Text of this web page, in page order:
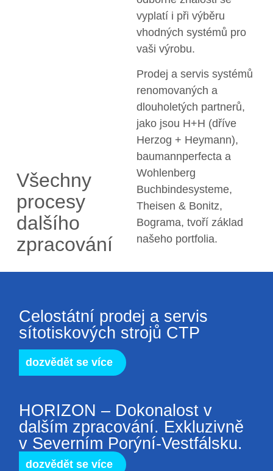
Všechny
procesy
dalšího
zpracování
vyplatí i při výběru
vhodných systémů pro
vaši výrobu.
Prodej a servis systémů
renomovaných a
dlouholetých partnerů,
jako jsou H+H (dříve
Herzog + Heymann),
baumannperfecta a
Wohlenberg
Buchbindesysteme,
Theisen & Bonitz,
Bograma, tvoří základ
našeho portfolia.
Celostátní prodej a servis
sítotiskových strojů CTP
dozvědět se více
HORIZON – Dokonalost v
dalším zpracování. Exkluzivně
v Severním Porýní-Vestfálsku.
dozvědět se více